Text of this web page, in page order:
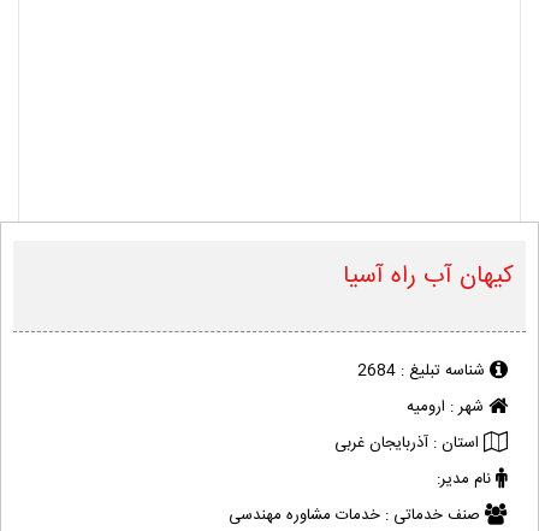
کیهان آب راه آسیا
شناسه تبلیغ : 2684
شهر : ارومیه
استان : آذربایجان غربی
نام مدیر:
صنف خدماتی : خدمات مشاوره مهندسی